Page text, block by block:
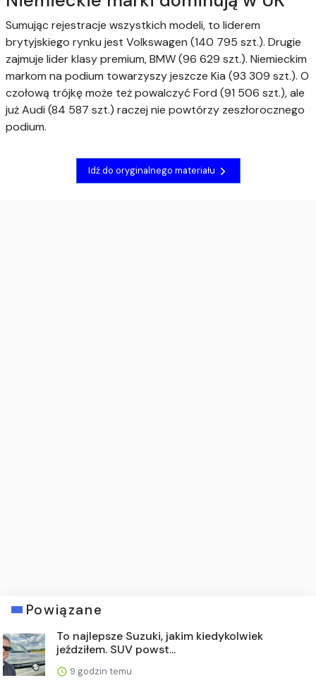
Sumując rejestracje wszystkich modeli, to liderem
brytyjskiego rynku jest Volkswagen (140 795 szt.). Drugie
zajmuje lider klasy premium, BMW (96 629 szt.). Niemieckim
markom na podium towarzyszy jeszcze Kia (93 309 szt.). O
czołową trójkę może też powalczyć Ford (91 506 szt.), ale
już Audi (84 587 szt.) raczej nie powtórzy zeszłorocznego
podium.
Idź do oryginalnego materiału
Powiązane
To najlepsze Suzuki, jakim kiedykolwiek
jeździłem. SUV powst...
9 godzin temu